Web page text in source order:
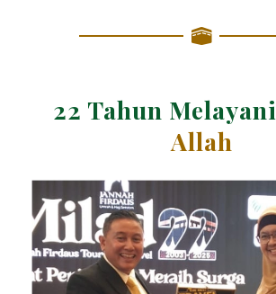
22 Tahun Melayani
Allah